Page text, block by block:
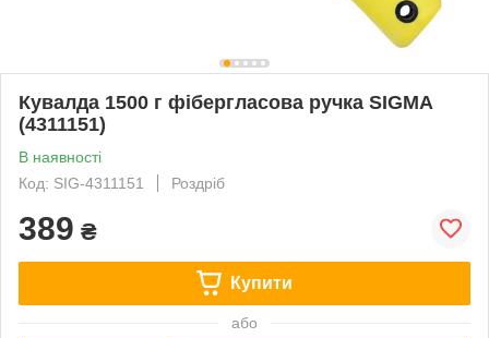
Кувалда 1500 г фібергласова ручка SIGMA
(4311151)
В наявності
Код: SIG-4311151
Роздріб
389 ₴
Купити
або